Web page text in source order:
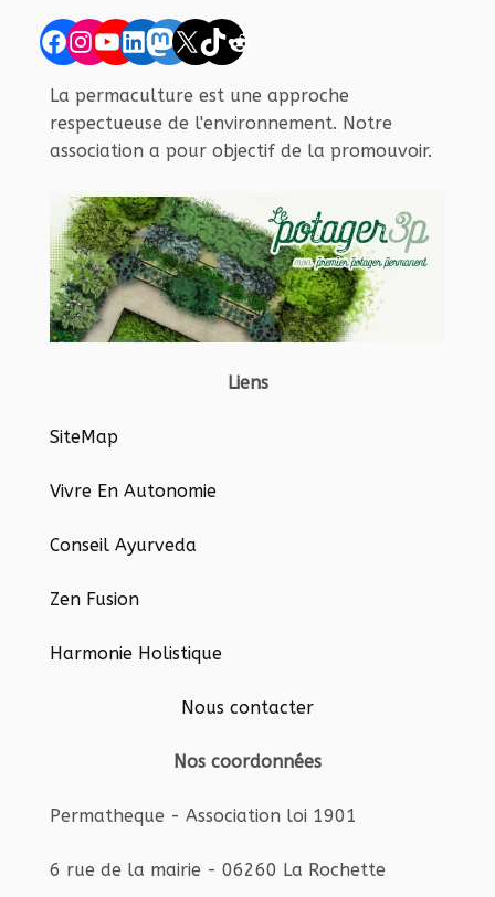
Facebook
Instagram
YouTube
LinkedIn
Mastodon
X TikTok
Reddit
La permaculture est une approche
respectueuse de l'environnement. Notre
association a pour objectif de la promouvoir.
Liens
SiteMap
Vivre En Autonomie
Conseil Ayurveda
Zen Fusion
Harmonie Holistique
Nous contacter
Nos coordonnées
Permatheque - Association loi 1901
6 rue de la mairie - 06260 La Rochette